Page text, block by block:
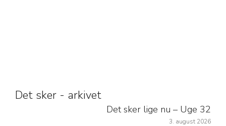
Det sker - arkivet
Det sker lige nu – Uge 32
3. august 2026